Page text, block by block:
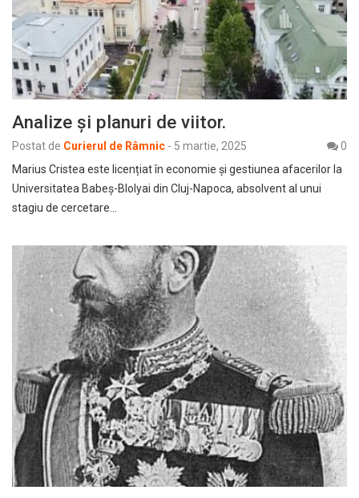
Analize și planuri de viitor.
Postat de Curierul de Râmnic - 5 martie, 2025
0
Marius Cristea este licențiat în economie și gestiunea afacerilor la
Universitatea Babeș-Blolyai din Cluj-Napoca, absolvent al unui
stagiu de cercetare…